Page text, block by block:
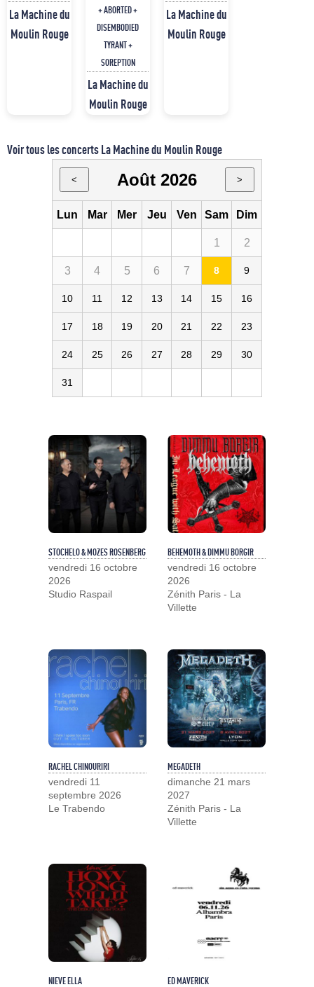
La Machine du
Moulin Rouge
+ ABORTED +
DISEMBODIED
TYRANT +
SOREPTION
La Machine du
Moulin Rouge
La Machine du
Moulin Rouge
Voir tous les concerts La Machine du Moulin Rouge
< Août 2026 >
Lun Mar Mer Jeu Ven Sam Dim
1 2
3 4 5 6 7 8 9
10 11 12 13 14 15 16
17 18 19 20 21 22 23
24 25 26 27 28 29 30
31
STOCHELO & MOZES ROSENBERG
vendredi 16 octobre
2026
Studio Raspail
BEHEMOTH & DIMMU BORGIR
vendredi 16 octobre
2026
Zénith Paris - La
Villette
RACHEL CHINOURIRI
vendredi 11
septembre 2026
Le Trabendo
MEGADETH
dimanche 21 mars
2027
Zénith Paris - La
Villette
NIEVE ELLA
ED MAVERICK